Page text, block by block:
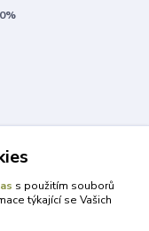
s použitím souborů
týkající se Vašich